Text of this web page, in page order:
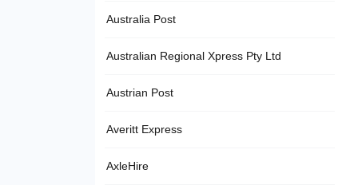
Australia Post
Australian Regional Xpress Pty Ltd
Austrian Post
Averitt Express
AxleHire